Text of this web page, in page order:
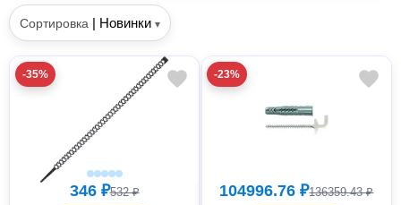
Сортировка | Новинки ▾
-35%
346 ₽532 ₽
-23%
104996.76 ₽136359.43 ₽